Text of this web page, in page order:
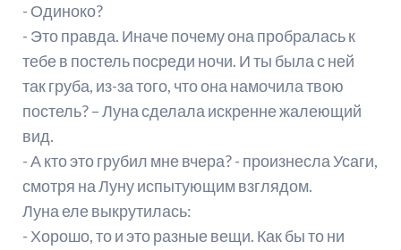
- Одиноко?
- Это правда. Иначе почему она пробралась к
тебе в постель посреди ночи. И ты была с ней
так груба, из-за того, что она намочила твою
постель? – Луна сделала искренне жалеющий
вид.
- А кто это грубил мне вчера? - произнесла Усаги,
смотря на Луну испытующим взглядом.
Луна еле выкрутилась:
- Хорошо, то и это разные вещи. Как бы то ни